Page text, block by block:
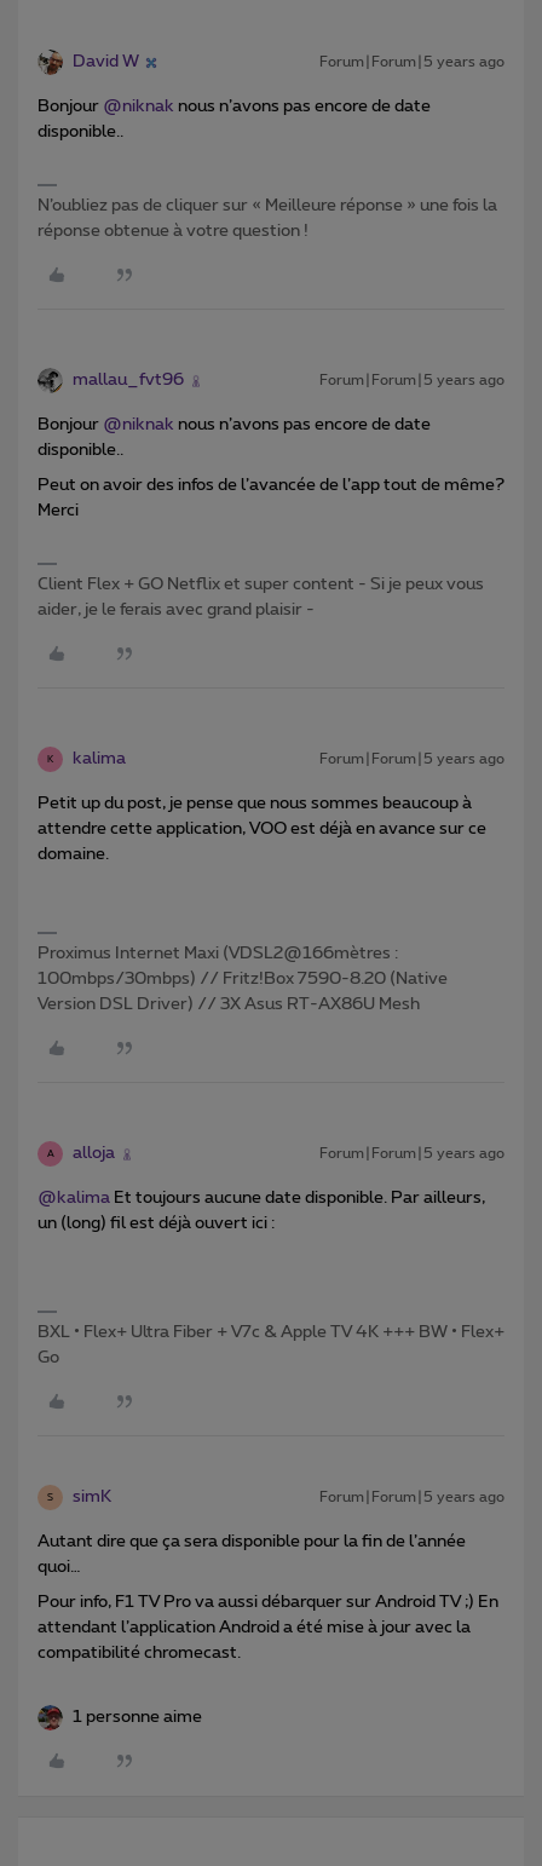
David W Forum|Forum|5 years ago
Bonjour @niknak nous n’avons pas encore de date
disponible..
N’oubliez pas de cliquer sur « Meilleure réponse » une fois la
réponse obtenue à votre question !
mallau_fvt96 Forum|Forum|5 years ago
Bonjour @niknak nous n’avons pas encore de date
disponible..
Peut on avoir des infos de l’avancée de l’app tout de même?
Merci
Client Flex + GO Netflix et super content - Si je peux vous
aider, je le ferais avec grand plaisir -
K kalima Forum|Forum|5 years ago
Petit up du post, je pense que nous sommes beaucoup à
attendre cette application, VOO est déjà en avance sur ce
domaine.
Proximus Internet Maxi (VDSL2@166mètres :
100mbps/30mbps) // Fritz!Box 7590-8.20 (Native
Version DSL Driver) // 3X Asus RT-AX86U Mesh
A alloja Forum|Forum|5 years ago
@kalima Et toujours aucune date disponible. Par ailleurs,
un (long) fil est déjà ouvert ici :
BXL • Flex+ Ultra Fiber + V7c & Apple TV 4K +++ BW • Flex+
Go
S simK Forum|Forum|5 years ago
Autant dire que ça sera disponible pour la fin de l’année
quoi…
Pour info, F1 TV Pro va aussi débarquer sur Android TV ;) En
attendant l’application Android a été mise à jour avec la
compatibilité chromecast.
1 personne aime